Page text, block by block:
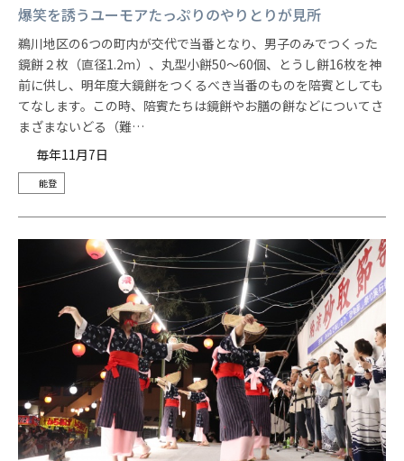
爆笑を誘うユーモアたっぷりのやりとりが見所
鵜川地区の6つの町内が交代で当番となり、男子のみでつくった
鏡餅２枚（直径1.2ｍ）、丸型小餅50～60個、とうし餅16枚を神
前に供し、明年度大鏡餅をつくるべき当番のものを陪賓としても
てなします。この時、陪賓たちは鏡餅やお膳の餅などについてさ
まざまないどる（難…
毎年11月7日
能登